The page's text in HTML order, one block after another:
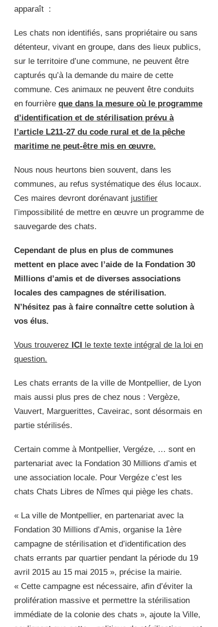
apparaît :
Les chats non identifiés, sans propriétaire ou sans
détenteur, vivant en groupe, dans des lieux publics,
sur le territoire d’une commune, ne peuvent être
capturés qu’à la demande du maire de cette
commune. Ces animaux ne peuvent être conduits
en fourrière que dans la mesure où le programme
d’identification et de stérilisation prévu à
l’article L211-27 du code rural et de la pêche
maritime ne peut-être mis en œuvre.
Nous nous heurtons bien souvent, dans les
communes, au refus systématique des élus locaux.
Ces maires devront dorénavant justifier
l’impossibilité de mettre en œuvre un programme de
sauvegarde des chats.
Cependant de plus en plus de communes
mettent en place avec l’aide de la Fondation 30
Millions d’amis et de diverses associations
locales des campagnes de stérilisation.
N’hésitez pas à faire connaître cette solution à
vos élus.
Vous trouverez ICI le texte texte intégral de la loi en
question.
Les chats errants de la ville de Montpellier, de Lyon
mais aussi plus pres de chez nous : Vergèze,
Vauvert, Marguerittes, Caveirac, sont désormais en
partie stérilisés.
Certain comme à Montpellier, Vergéze, … sont en
partenariat avec la Fondation 30 Millions d’amis et
une association locale. Pour Vergéze c’est les
chats Chats Libres de Nîmes qui piège les chats.
« La ville de Montpellier, en partenariat avec la
Fondation 30 Millions d’Amis, organise la 1ère
campagne de stérilisation et d’identification des
chats errants par quartier pendant la période du 19
avril 2015 au 15 mai 2015 », précise la mairie.
« Cette campagne est nécessaire, afin d’éviter la
prolifération massive et permettre la stérilisation
immédiate de la colonie des chats », ajoute la Ville,